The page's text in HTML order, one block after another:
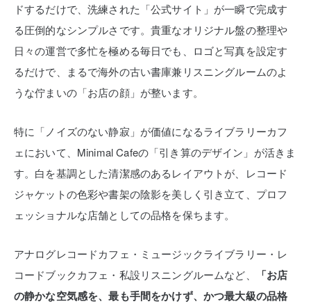
ドするだけで、洗練された「公式サイト」が一瞬で完成す
る圧倒的なシンプルさです。貴重なオリジナル盤の整理や
日々の運営で多忙を極める毎日でも、ロゴと写真を設定す
るだけで、まるで海外の古い書庫兼リスニングルームのよ
うな佇まいの「お店の顔」が整います。
特に「ノイズのない静寂」が価値になるライブラリーカフ
ェにおいて、Minimal Cafeの「引き算のデザイン」が活きま
す。白を基調とした清潔感のあるレイアウトが、レコード
ジャケットの色彩や書架の陰影を美しく引き立て、プロフ
ェッショナルな店舗としての品格を保ちます。
アナログレコードカフェ・ミュージックライブラリー・レ
コードブックカフェ・私設リスニングルームなど、
「お店
の静かな空気感を、最も手間をかけず、かつ最大級の品格